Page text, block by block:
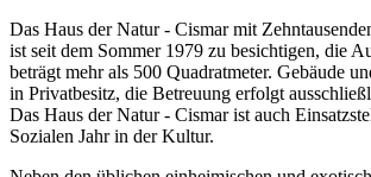
Das Haus der Natur - Cismar mit
ist seit dem Sommer 1979 zu besichtigen, die
beträgt mehr als 500 Quadratmeter. Gebäude
in Privatbesitz, die Betreuung erfolgt
Das Haus der Natur - Cismar ist auch
Sozialen Jahr in der Kultur.